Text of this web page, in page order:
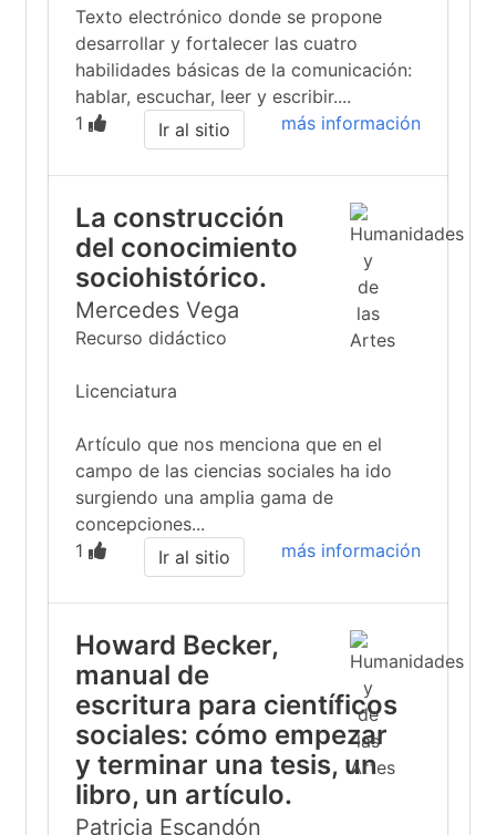
Texto electrónico donde se propone
desarrollar y fortalecer las cuatro
habilidades básicas de la comunicación:
hablar, escuchar, leer y escribir....
1
más información
Ir al sitio
La construcción
del conocimiento
sociohistórico.
Mercedes Vega
Recurso didáctico
Licenciatura
Artículo que nos menciona que en el
campo de las ciencias sociales ha ido
surgiendo una amplia gama de
concepciones...
1
más información
Ir al sitio
Howard Becker,
manual de
escritura para científicos
sociales: cómo empezar
y terminar una tesis, un
libro, un artículo.
Patricia Escandón